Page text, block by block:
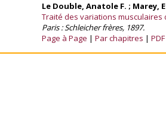
Le Double, Anatole F. ; Marey,
Traité des variations
Paris : Schleicher frères, 1897.
Page à Page
Par chapitres PDF